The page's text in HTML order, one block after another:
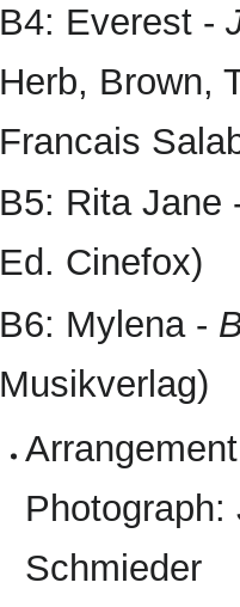
B4: Everest -
Herb, Brown,
Francais
B5: Rita Jane
Ed. Cinefox)
B6: Mylena -
Musikverlag)
Schmieder